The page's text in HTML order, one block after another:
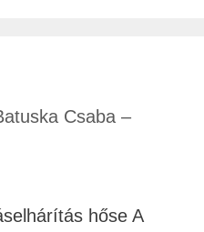
Csaba –
hőse A